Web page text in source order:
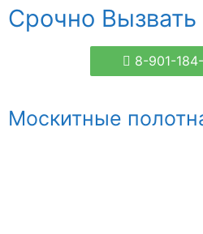
Срочно Вызвать
8-901-
Москитные